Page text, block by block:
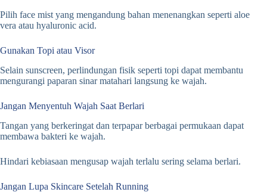
Pilih face mist yang mengandung bahan menenangkan seperti aloe
vera atau hyaluronic acid.
Gunakan Topi atau Visor
Selain sunscreen, perlindungan fisik seperti topi dapat membantu
mengurangi paparan sinar matahari langsung ke wajah.
Jangan Menyentuh Wajah Saat Berlari
Tangan yang berkeringat dan terpapar berbagai permukaan dapat
membawa bakteri ke wajah.
Hindari kebiasaan mengusap wajah terlalu sering selama berlari.
Jangan Lupa Skincare Setelah Running